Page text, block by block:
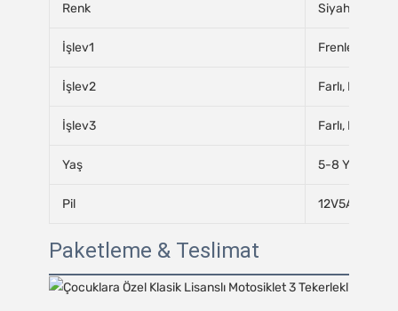
Renk Siyah, Kırmızı
İşlev1 Frenle, İleri &
İşlev2 Farlı, Kornalı,
İşlev3 Farlı, Kornalı,
Yaş 5-8 Yaş
Pil 12V5AH
Paketleme & Teslimat